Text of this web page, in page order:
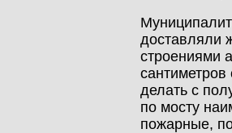
доставляли
строениями
делать с
по мосту
пожарные,